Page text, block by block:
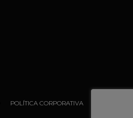
POLÍTICA CORPORATIVA